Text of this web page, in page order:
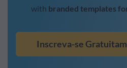
with branded templates
Inscreva-se